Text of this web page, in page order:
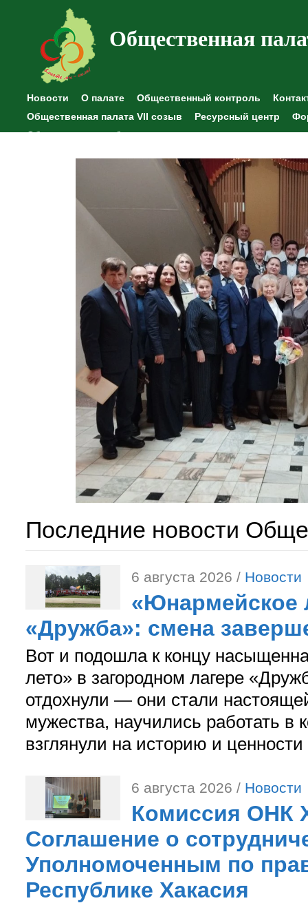
Общественная
Новости О палате Общественный контроль
Общественная палата VII созыв
Ресурсный центр
Общественные наблюдения
Последние новости
6 августа 2026 / Новости
«Юнармейское
«Дружба»: смена
Вот и подошла к концу
лето» в загородном лагере
отдохнули — они стали
мужества, научились работать в
взглянули на историю и
6 августа 2026 / Новости
Комиссия ОНК
Соглашение о
Уполномоченным по
Республике Хакасия